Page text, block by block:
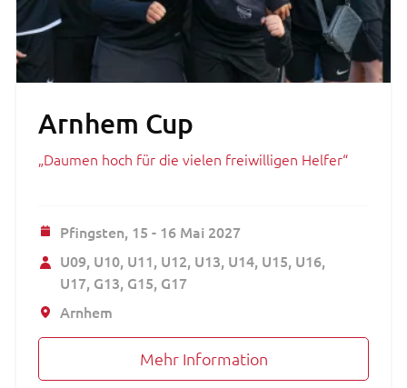
Arnhem Cup
„Daumen hoch für die vielen freiwilligen Helfer“
Pfingsten, 15 - 16 Mai 2027
U09 U10 U11 U12 U13 U14 U15 U16
U17 G13 G15 G17
Arnhem
Mehr Information